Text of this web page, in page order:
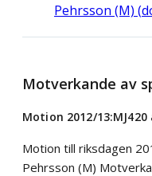
Pehrsson (M) (
Motverkande av
Motion 2012/
Motion till riksdagen
Pehrsson (M)